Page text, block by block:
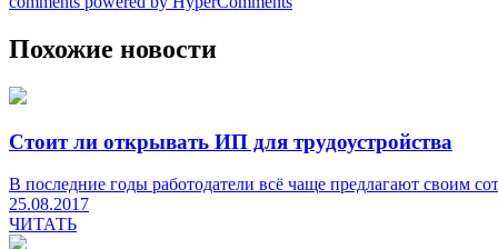
Похожие новости
Стоит ли открывать ИП для трудоустройства
В последние годы работодатели всё чаще предлагают своим
25.08.2017
ЧИТАТЬ